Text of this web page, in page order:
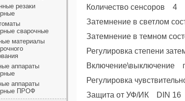
резаки
сварочные
материалы
аппараты
аппараты
ПРОФ
Количество сенсоров 4
Затемнение в светлом
Затемнение в темном
Регулировка степени
Включение\выключение
Регулировка
Защита от УФ/ИК DIN 16